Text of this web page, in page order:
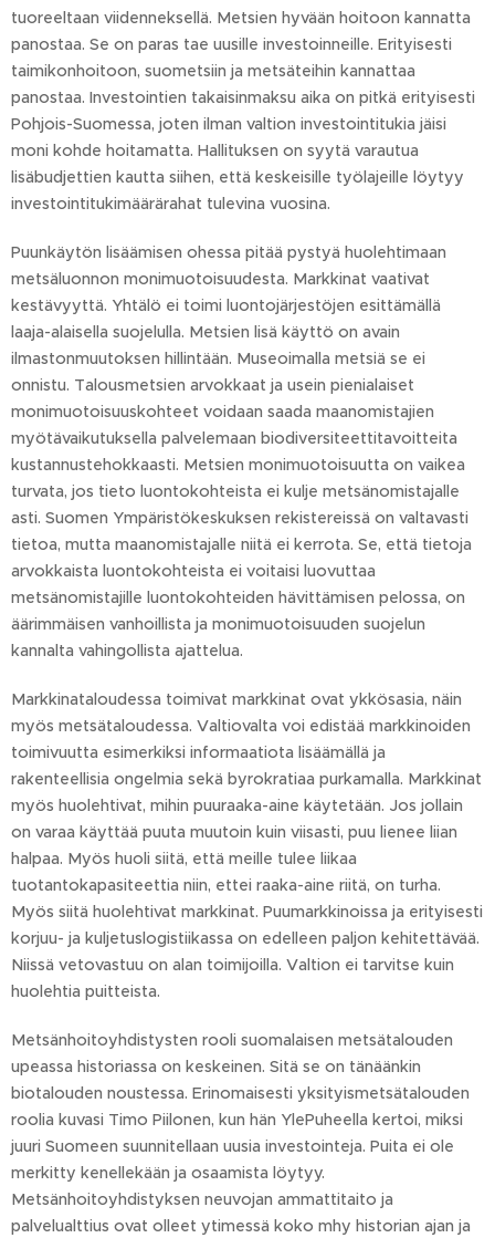
tuoreeltaan viidenneksellä. Metsien hyvään hoitoon kannatta
panostaa. Se on paras tae uusille investoinneille. Erityisesti
taimikonhoitoon, suometsiin ja metsäteihin kannattaa
panostaa. Investointien takaisinmaksu aika on pitkä erityisesti
Pohjois-Suomessa, joten ilman valtion investointitukia jäisi
moni kohde hoitamatta. Hallituksen on syytä varautua
lisäbudjettien kautta siihen, että keskeisille työlajeille löytyy
investointitukimäärärahat tulevina vuosina.
Puunkäytön lisäämisen ohessa pitää pystyä huolehtimaan
metsäluonnon monimuotoisuudesta. Markkinat vaativat
kestävyyttä. Yhtälö ei toimi luontojärjestöjen esittämällä
laaja-alaisella suojelulla. Metsien lisä käyttö on avain
ilmastonmuutoksen hillintään. Museoimalla metsiä se ei
onnistu. Talousmetsien arvokkaat ja usein pienialaiset
monimuotoisuuskohteet voidaan saada maanomistajien
myötävaikutuksella palvelemaan biodiversiteettitavoitteita
kustannustehokkaasti. Metsien monimuotoisuutta on vaikea
turvata, jos tieto luontokohteista ei kulje metsänomistajalle
asti. Suomen Ympäristökeskuksen rekistereissä on valtavasti
tietoa, mutta maanomistajalle niitä ei kerrota. Se, että tietoja
arvokkaista luontokohteista ei voitaisi luovuttaa
metsänomistajille luontokohteiden hävittämisen pelossa, on
äärimmäisen vanhoillista ja monimuotoisuuden suojelun
kannalta vahingollista ajattelua.
Markkinataloudessa toimivat markkinat ovat ykkösasia, näin
myös metsätaloudessa. Valtiovalta voi edistää markkinoiden
toimivuutta esimerkiksi informaatiota lisäämällä ja
rakenteellisia ongelmia sekä byrokratiaa purkamalla. Markkinat
myös huolehtivat, mihin puuraaka-aine käytetään. Jos jollain
on varaa käyttää puuta muutoin kuin viisasti, puu lienee liian
halpaa. Myös huoli siitä, että meille tulee liikaa
tuotantokapasiteettia niin, ettei raaka-aine riitä, on turha.
Myös siitä huolehtivat markkinat. Puumarkkinoissa ja erityisesti
korjuu- ja kuljetuslogistiikassa on edelleen paljon kehitettävää.
Niissä vetovastuu on alan toimijoilla. Valtion ei tarvitse kuin
huolehtia puitteista.
Metsänhoitoyhdistysten rooli suomalaisen metsätalouden
upeassa historiassa on keskeinen. Sitä se on tänäänkin
biotalouden noustessa. Erinomaisesti yksityismetsätalouden
roolia kuvasi Timo Piilonen, kun hän YlePuheella kertoi, miksi
juuri Suomeen suunnitellaan uusia investointeja. Puita ei ole
merkitty kenellekään ja osaamista löytyy.
Metsänhoitoyhdistyksen neuvojan ammattitaito ja
palvelualttius ovat olleet ytimessä koko mhy historian ajan ja